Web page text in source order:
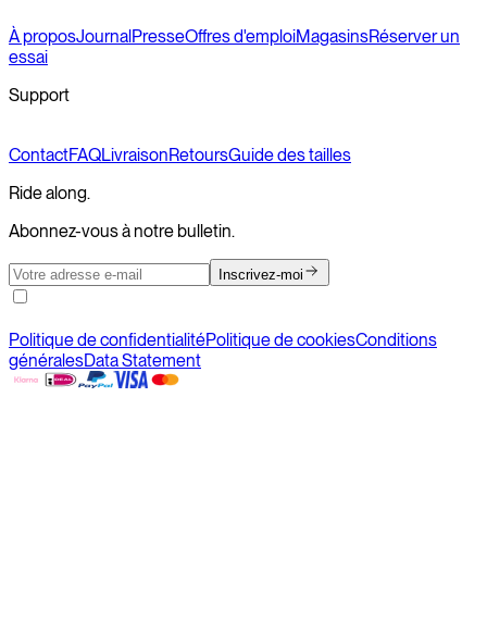
À proposJournal PresseOffres d'emploiMagasinsRéserver un
essai
Support
ContactFAQLivraisonRetoursGuide des tailles
Ride along.
Abonnez-vous à notre bulletin.
Inscrivez-moi
Politique de confidentialitéPolitique de cookiesConditions
généralesData Statement